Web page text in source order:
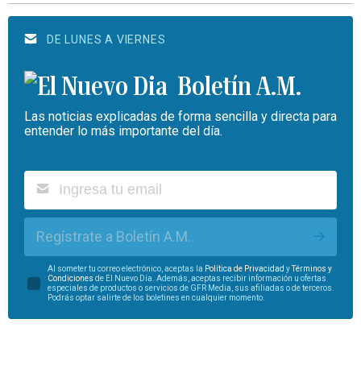
DE LUNES A VIERNES
Boletín A.M.
Las noticias explicadas de forma sencilla y directa para
entender lo más importante del día.
Regístrate a Boletín A.M.
Al someter tu correo electrónico, aceptas la Política de Privacidad yTérminos y
Condiciones de El Nuevo Día. Además, aceptas recibir información u ofertas
especiales de productos o servicios de GFR Media, sus afiliadas o de terceros.
Podrás optar salirte de los boletines en cualquier momento.